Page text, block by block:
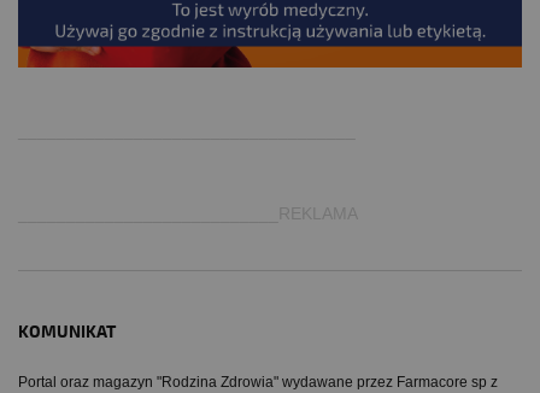
___________________________REKLAMA
KOMUNIKAT
Portal oraz magazyn "Rodzina Zdrowia" wydawane przez Farmacore sp z